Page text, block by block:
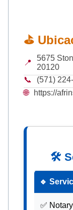
⛳
📍
5675
20120
📞
(571)
🌐
https://
🛠
🔹
✅